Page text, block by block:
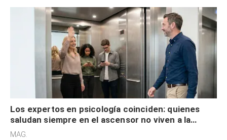
Los expertos en psicología coinciden: quienes
saludan siempre en el ascensor no viven a la
defensiva y tienen apertura social
MAG.